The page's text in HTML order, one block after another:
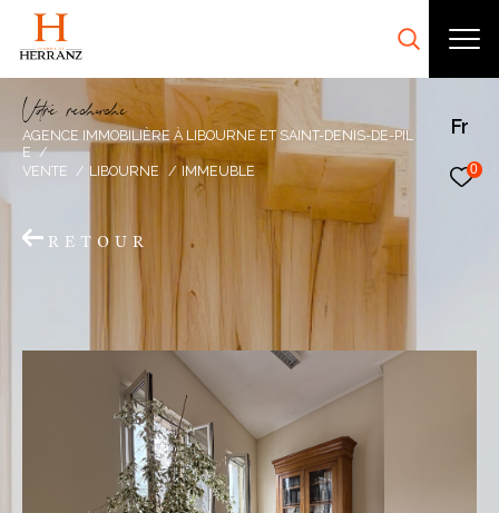
Fr
0
Vore recece
AGENCE IMMOBILIÈRE À LIBOURNE ET SAINT-DENIS-DE-PIL
E
VENTE
LIBOURNE IMMEUBLE
RETOUR